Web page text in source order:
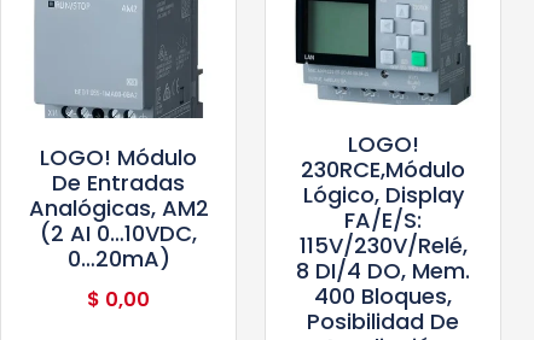
LOGO! Módulo
De Entradas
Analógicas, AM2
(2 AI 0…10VDC,
0…20mA)
$ 0,00
LOGO!
230RCE,módulo
Lógico, Display
FA/E/S:
115V/230V/relé,
8 DI/4 DO, Mem.
400 Bloques,
Posibilidad De